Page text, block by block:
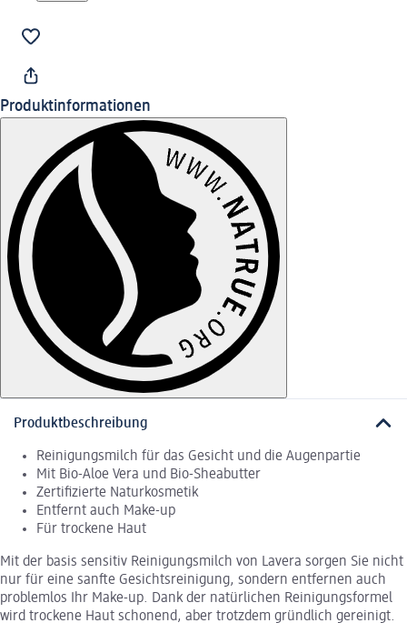
Produktinformationen
Produktbeschreibung
Reinigungsmilch für das Gesicht und die Augenpartie
Mit Bio-Aloe Vera und Bio-Sheabutter
Zertifizierte Naturkosmetik
Entfernt auch Make-up
Für trockene Haut
Mit der basis sensitiv Reinigungsmilch von Lavera sorgen Sie nicht
nur für eine sanfte Gesichtsreinigung, sondern entfernen auch
problemlos Ihr Make-up. Dank der natürlichen Reinigungsformel
wird trockene Haut schonend, aber trotzdem gründlich gereinigt.